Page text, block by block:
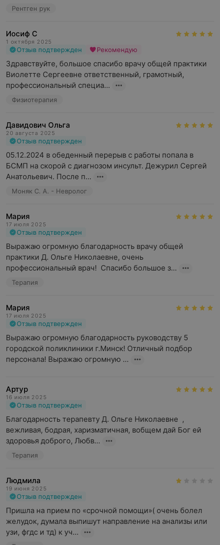
Рентген рук
Иосиф С
1 октября 2025
Отзыв подтвержден Рекомендую
Здравствуйте, большое спасибо врачу общей практики
Виолетте Сергеевне ответственный, грамотный,
профессиональный специа...
Физиотерапия
Давидович Ольга
20 августа 2025
Отзыв подтвержден
05.12.2024 в обеденный перерыв с работы попала в
БСМП на скорой с диагнозом инсульт. Дежурил Сергей
Анатольевич. После п...
Моняк С. А. - Невролог
Мария
17 июля 2025
Отзыв подтвержден
Выражаю огромную благодарность врачу общей
практики Д. Ольге Николаевне, очень
профессиональный врач!  Спасибо большое з...
Терапия
Мария
17 июля 2025
Отзыв подтвержден
Выражаю огромную благодарность руководству 5
городской поликлиники г.Минск! Отличный подбор
персонала! Выражаю огромную ...
Артур
16 июля 2025
Отзыв подтвержден
Благодарность терапевту Д. Ольге Николаевне  ,
вежливая, бодрая, харизматичная, вобщем дай Бог ей
здоровья доброго, Любв...
Терапия
Людмила
19 июня 2025
Отзыв подтвержден
Пришла на прием по «срочной помощи»( очень болел
желудок, думала выпишут направление на анализы или
узи, фгдс и тд) к уч...